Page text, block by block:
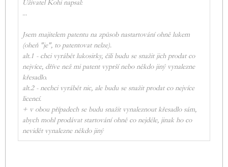
Uživatel Kohi napsal:
...
Jsem majitelem patentu na způsob nastartování ohně lukem
(oheň "je", to patentovat nelze).
alt.1 - chci vyrábět lukosirky, čili budu se snažit jich prodat co
nejvíce, dříve než mi patent vyprší nebo někdo jiný vynalezne
křesadlo.
alt.2 - nechci vyrábět nic, ale budu se snažit prodat co nejvíce
licencí.
+ v obou případech se budu snažit vynaleznout křesadlo sám,
abych mohl prodávat startování ohně co nejdéle, jinak ho co
nevidět vynalezne někdo jiný